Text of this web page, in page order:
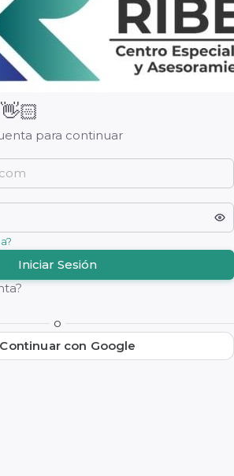
para continuar
Iniciar Sesión
o
Continuar con Google